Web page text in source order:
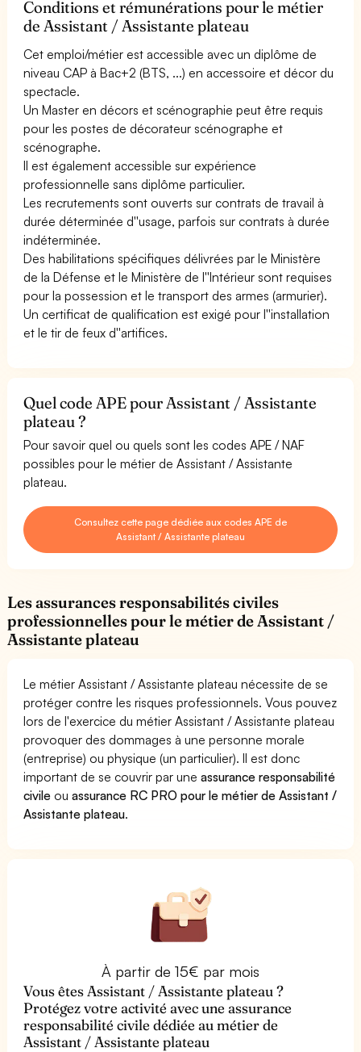
Conditions et rémunérations pour le métier
de Assistant / Assistante plateau
Cet emploi/métier est accessible avec un diplôme de
niveau CAP à Bac+2 (BTS, ...) en accessoire et décor du
spectacle.
Un Master en décors et scénographie peut être requis
pour les postes de décorateur scénographe et
scénographe.
Il est également accessible sur expérience
professionnelle sans diplôme particulier.
Les recrutements sont ouverts sur contrats de travail à
durée déterminée d''usage, parfois sur contrats à durée
indéterminée.
Des habilitations spécifiques délivrées par le Ministère
de la Défense et le Ministère de l''Intérieur sont requises
pour la possession et le transport des armes (armurier).
Un certificat de qualification est exigé pour l''installation
et le tir de feux d''artifices.
Quel code APE pour Assistant / Assistante
plateau ?
Pour savoir quel ou quels sont les codes APE / NAF
possibles pour le métier de Assistant / Assistante
plateau.
Consultez cette page dédiée aux codes APE de
Assistant / Assistante plateau
Les assurances responsabilités civiles
professionnelles pour le métier de Assistant /
Assistante plateau
Le métier Assistant / Assistante plateau nécessite de se
protéger contre les risques professionnels. Vous pouvez
lors de l'exercice du métier Assistant / Assistante plateau
provoquer des dommages à une personne morale
(entreprise) ou physique (un particulier). Il est donc
important de se couvrir par uneassurance responsabilité
civile ouassurance RC PRO pour le métier de Assistant /
Assistante plateau.
À partir de 15€ par mois
Vous êtes Assistant / Assistante plateau ?
Protégez votre activité avec une assurance
responsabilité civile dédiée au métier de
Assistant / Assistante plateau